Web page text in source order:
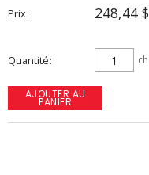
Prix 248,44 $
Quantité ch
AJOUTER AU
PANIER